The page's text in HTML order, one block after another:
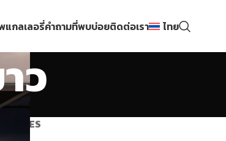
แกลเลอรี่คำถามที่พบบ่อยติดต่อเรา ไทย
ว